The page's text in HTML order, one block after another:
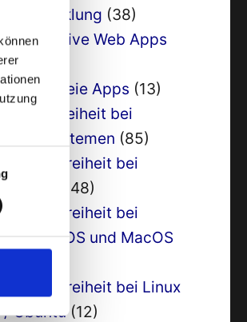
(38)
Progressive Web Apps
(5)
Apps (13)
Barrierefreiheit bei
(85)
Barrierefreiheit bei
(48)
Barrierefreiheit bei
Apple / IOS und MacOS
Barrierefreiheit bei Linux
/ Ubuntu(12)